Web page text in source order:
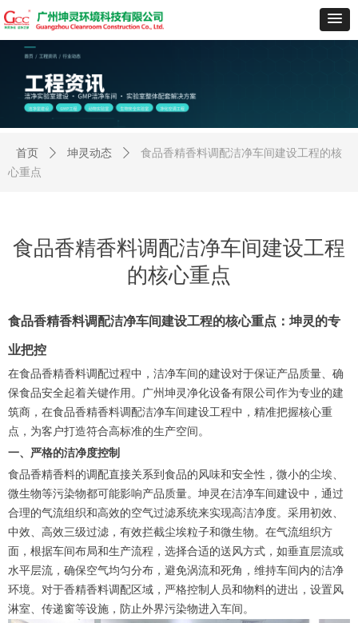
食品香精香料调配洁净车间建设工程
的核心重点
食品香精香料调配洁净车间建设工程的核心重点：坤灵的专
业把控
在食品香精香料调配过程中，洁净车间的建设对于保证产品质量、确
保食品安全起着关键作用。广州坤灵净化设备有限公司作为专业的建
筑商，在食品香精香料调配洁净车间建设工程中，精准把握核心重
点，为客户打造符合高标准的生产空间。
一、严格的洁净度控制
食品香精香料的调配直接关系到食品的风味和安全性，微小的尘埃、
微生物等污染物都可能影响产品质量。坤灵在洁净车间建设中，通过
合理的气流组织和高效的空气过滤系统来实现高洁净度。采用初效、
中效、高效三级过滤，有效拦截尘埃粒子和微生物。在气流组织方
面，根据车间布局和生产流程，选择合适的送风方式，如垂直层流或
水平层流，确保空气均匀分布，避免涡流和死角，维持车间内的洁净
环境。对于香精香料调配区域，严格控制人员和物料的进出，设置风
淋室、传递窗等设施，防止外界污染物进入车间。
首页 ꄲ 坤灵动态 ꄲ
食品香精香料调配洁净车间建设工程的核
心重点